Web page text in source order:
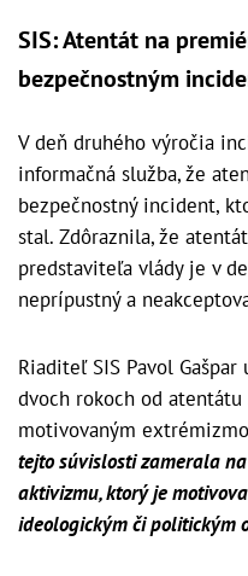
SIS: Atentát na
bezpečnostným
V deň druhého výročia
informačná služba, že
bezpečnostný incident,
stal. Zdôraznila, že
predstaviteľa vlády je v
neprípustný a
Riaditeľ SIS Pavol
dvoch rokoch od
motivovaným
tejto súvislosti zamerala
aktivizmu, ktorý je
ideologickým či politickým